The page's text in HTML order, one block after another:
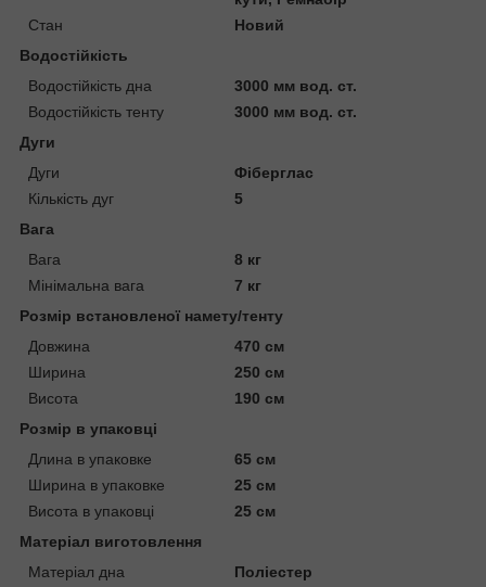
Стан
Новий
Водостійкість
Водостійкість дна
3000 мм вод. ст.
Водостійкість тенту
3000 мм вод. ст.
Дуги
Дуги
Фіберглас
Кількість дуг
5
Вага
Вага
8 кг
Мінімальна вага
7 кг
Розмір встановленої намету/тенту
Довжина
470 см
Ширина
250 см
Висота
190 см
Розмір в упаковці
Длина в упаковке
65 см
Ширина в упаковке
25 см
Висота в упаковці
25 см
Матеріал виготовлення
Матеріал дна
Поліестер